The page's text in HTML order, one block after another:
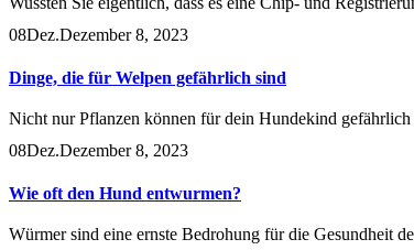
08Dez.Dezember 8, 2023
Dinge, die für Welpen gefährlich sind
Nicht nur Pflanzen können für dein Hundekind
08Dez.Dezember 8, 2023
Wie oft den Hund entwurmen?
Würmer sind eine ernste Bedrohung für die Gesundheit